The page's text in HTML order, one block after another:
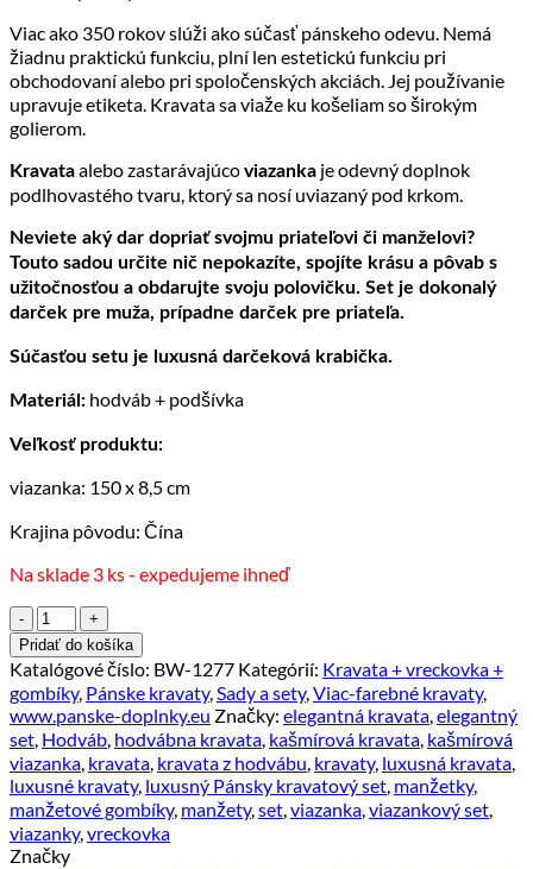
Viac ako 350 rokov slúži ako súčasť pánskeho odevu. Nemá
žiadnu praktickú funkciu, plní len estetickú funkciu pri
obchodovaní alebo pri spoločenských akciách. Jej používanie
upravuje etiketa. Kravata sa viaže ku košeliam so širokým
golierom.
Kravataalebo zastarávajúcoviazanka je odevný doplnok
podlhovastého tvaru, ktorý sa nosí uviazaný pod krkom.
Neviete aký dar dopriať svojmu priateľovi či manželovi?
Touto sadou určite nič nepokazíte, spojíte krásu a pôvab s
užitočnosťou a obdarujte svoju polovičku. Set je dokonalý
darček pre muža, prípadne darček pre priateľa.
Súčasťou setu je luxusná darčeková krabička.
Materiál: hodváb + podšívka
Veľkosť produktu:
viazanka: 150 x 8,5 cm
Krajina pôvodu: Čína
Na sklade 3 ks - expedujeme ihneď
množstvo
Pánsky
kravatový
set
s
vreckovkou
a
gombíkmi
v
modernom
spracovaní
Pridať do košíka
Katalógové číslo: BW-1277 Kategórií: Kravata + vreckovka +
gombíky, Pánske kravaty,Sady a sety,Viac-farebné kravaty,
www.panske-doplnky.eu Značky: elegantná kravata,elegantný
set, Hodváb, hodvábna kravata, kašmírová kravata, kašmírová
viazanka, kravata, kravata z hodvábu, kravaty, luxusná kravata,
luxusné kravaty, luxusný Pánsky kravatový set, manžetky,
manžetové gombíky, manžety,set,viazanka,viazankový set,
viazanky,vreckovka
Značky